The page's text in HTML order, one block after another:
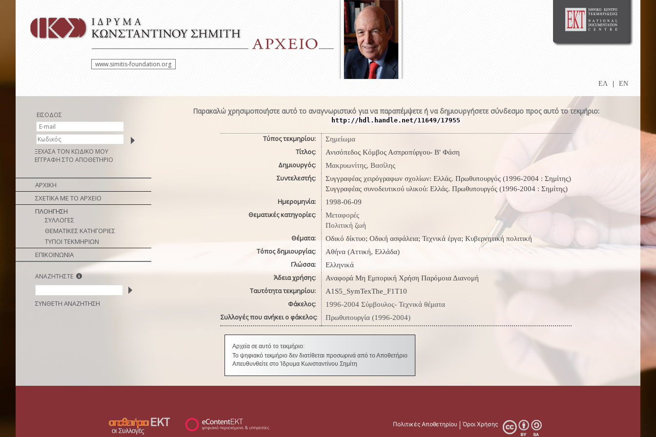
www.simitis-foundation.org
ΕΛ EN
ΕΙΣΟΔΟΣ
ΞΕΧΑΣΑ ΤΟΝ ΚΩΔΙΚΟ ΜΟΥ
ΕΓΓΡΑΦΗ ΣΤΟ ΑΠΟΘΕΤΗΡΙΟ
ΑΡΧΙΚΗ
ΣΧΕΤΙΚΑ ΜΕ ΤΟ ΑΡΧΕΙΟ
ΠΛΟΗΓΗΣΗ
ΣΥΛΛΟΓΕΣ
ΘΕΜΑΤΙΚΕΣ ΚΑΤΗΓΟΡΙΕΣ
ΤΥΠΟΙ ΤΕΚΜΗΡΙΩΝ
ΕΠΙΚΟΙΝΩΝΙΑ
ΑΝΑΖΗΤΗΣΤΕ
ΣΥΝΘΕΤΗ ΑΝΑΖΗΤΗΣΗ
Παρακαλώ χρησιμοποιήστε αυτό το αναγνωριστικό για να παραπέμψετε ή να δημιουργήσετε σύνδεσμο προς αυτό το τεκμήριο:
http://hdl.handle.net/11649/17955
Τύπος τεκμηρίου: Σημείωμα
Τίτλος: Ανισόπεδος Κόμβος Ασπροπύργου- Β' Φάση
Δημιουργός: Μακρυωνίτης, Βασίλης
Συντελεστής:
Συγγραφέας χειρόγραφων σχολίων: Ελλάς. Πρωθυπουργός (1996-2004 : Σημίτης)
Συγγραφέας συνοδευτικού υλικού: Ελλάς. Πρωθυπουργός (1996-2004 : Σημίτης)
Ημερομηνία: 1998-06-09
Θεματικές κατηγορίες:
Μεταφορές
Πολιτική ζωή
Θέματα: Οδικό δίκτυο; Οδική ασφάλεια; Τεχνικά έργα; Κυβερνητική πολιτική
Τόπος δημιουργίας: Αθήνα (Αττική, Ελλάδα)
Γλώσσα: Ελληνικά
Άδεια χρήσης: Αναφορά Μη Εμπορική Χρήση Παρόμοια Διανομή
Ταυτότητα τεκμηρίου: A1S5_SymTexThe_F1T10
Φάκελος: 1996-2004 Σύμβουλος- Τεχνικά θέματα
Συλλογές που ανήκει ο φάκελος: Πρωθυπουργία (1996-2004)
Αρχεία σε αυτό το τεκμήριο:
Το ψηφιακό τεκμήριο δεν διατίθεται προσωρινά από το Αποθετήριο
Απευθυνθείτε στο Ίδρυμα Κωνσταντίνου Σημίτη